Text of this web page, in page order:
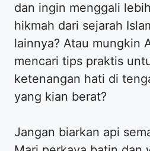
dan ingin menggali
hikmah dari sejarah
lainnya? Atau mungkin
mencari tips praktis
ketenangan hati di
yang kian berat?
Jangan biarkan api